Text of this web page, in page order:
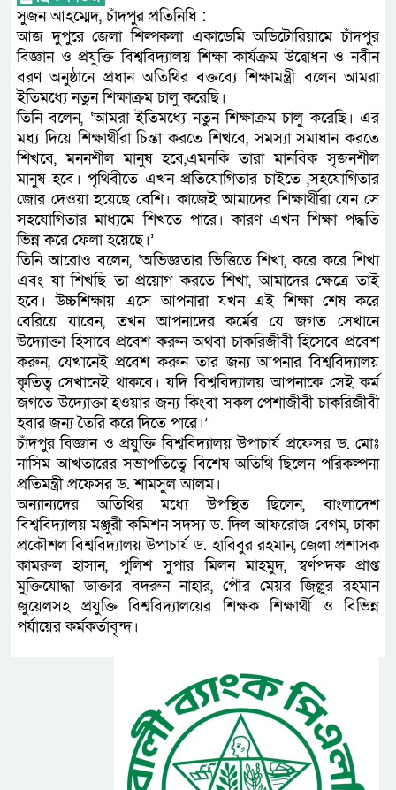
সুজন আহম্মেদ, চাঁদপুর প্রতিনিধি :
আজ দুপুরে জেলা শিল্পকলা একাডেমি অডিটোরিয়ামে চাঁদপুর
বিজ্ঞান ও প্রযুক্তি বিশ্ববিদ্যালয় শিক্ষা কার্যক্রম উদ্বোধন ও নবীন
বরণ অনুষ্ঠানে প্রধান অতিথির বক্তব্যে শিক্ষামন্ত্রী বলেন আমরা
ইতিমধ্যে নতুন শিক্ষাক্রম চালু করেছি।
তিনি বলেন, ‘আমরা ইতিমধ্যে নতুন শিক্ষাক্রম চালু করেছি। এর
মধ্য দিয়ে শিক্ষার্থীরা চিন্তা করতে শিখবে, সমস্যা সমাধান করতে
শিখবে, মননশীল মানুষ হবে,এমনকি তারা মানবিক সৃজনশীল
মানুষ হবে। পৃথিবীতে এখন প্রতিযোগিতার চাইতে ,সহযোগিতার
জোর দেওয়া হয়েছে বেশি। কাজেই আমাদের শিক্ষার্থীরা যেন সে
সহযোগিতার মাধ্যমে শিখতে পারে। কারণ এখন শিক্ষা পদ্ধতি
ভিন্ন করে ফেলা হয়েছে।’
তিনি আরোও বলেন, ‘অভিজ্ঞতার ভিত্তিতে শিখা, করে করে শিখা
এবং যা শিখছি তা প্রয়োগ করতে শিখা, আমাদের ক্ষেত্রে তাই
হবে। উচ্চশিক্ষায় এসে আপনারা যখন এই শিক্ষা শেষ করে
বেরিয়ে যাবেন, তখন আপনাদের কর্মের যে জগত সেখানে
উদ্যোক্তা হিসাবে প্রবেশ করুন অথবা চাকরিজীবী হিসেবে প্রবেশ
করুন, যেখানেই প্রবেশ করুন তার জন্য আপনার বিশ্ববিদ্যালয়
কৃতিত্ব সেখানেই থাকবে। যদি বিশ্ববিদ্যালয় আপনাকে সেই কর্ম
জগতে উদ্যোক্তা হওয়ার জন্য কিংবা সকল পেশাজীবী চাকরিজীবী
হবার জন্য তৈরি করে দিতে পারে।’
চাঁদপুর বিজ্ঞান ও প্রযুক্তি বিশ্ববিদ্যালয় উপাচার্য প্রফেসর ড. মোঃ
নাসিম আখতারের সভাপতিত্বে বিশেষ অতিথি ছিলেন পরিকল্পনা
প্রতিমন্ত্রী প্রফেসর ড. শামসুল আলম।
অন্যান্যদের অতিথির মধ্যে উপস্থিত ছিলেন, বাংলাদেশ
বিশ্ববিদ্যালয় মঞ্জুরী কমিশন সদস্য ড. দিল আফরোজ বেগম, ঢাকা
প্রকৌশল বিশ্ববিদ্যালয় উপাচার্য ড. হাবিবুর রহমান, জেলা প্রশাসক
কামরুল হাসান, পুলিশ সুপার মিলন মাহমুদ, স্বর্ণপদক প্রাপ্ত
মুক্তিযোদ্ধা ডাক্তার বদরুন নাহার, পৌর মেয়র জিল্লুর রহমান
জুয়েলসহ প্রযুক্তি বিশ্ববিদ্যালয়ের শিক্ষক শিক্ষার্থী ও বিভিন্ন
পর্যায়ের কর্মকর্তাবৃন্দ।